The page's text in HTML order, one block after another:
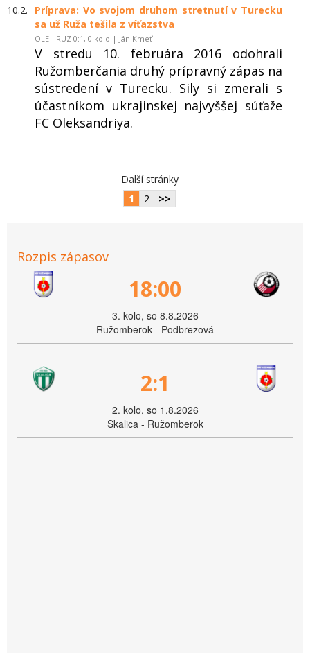
10.2.
Príprava: Vo svojom druhom stretnutí v Turecku
sa už Ruža tešila z víťazstva
OLE - RUZ 0:1, 0.kolo | Ján Kmeť
V stredu 10. februára 2016 odohrali
Ružomberčania druhý prípravný zápas na
sústredení v Turecku. Sily si zmerali s
účastníkom ukrajinskej najvyššej súťaže
FC Oleksandriya.
Další stránky
1
2 >>
Rozpis zápasov
18:00
3. kolo, so 8.8.2026
Ružomberok - Podbrezová
2:1
2. kolo, so 1.8.2026
Skalica - Ružomberok